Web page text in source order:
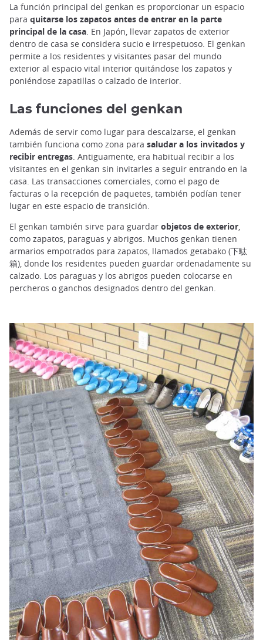
La función principal del genkan es proporcionar un espacio
para quitarse los zapatos antes de entrar en la parte
principal de la casa . En Japón, llevar zapatos de exterior
dentro de casa se considera sucio e irrespetuoso. El genkan
permite a los residentes y visitantes pasar del mundo
exterior al espacio vital interior quitándose los zapatos y
poniéndose zapatillas o calzado de interior.
Las funciones del genkan
Además de servir como lugar para descalzarse, el genkan
también funciona como zona para saludar a los invitados y
recibir entregas . Antiguamente, era habitual recibir a los
visitantes en el genkan sin invitarles a seguir entrando en la
casa. Las transacciones comerciales, como el pago de
facturas o la recepción de paquetes, también podían tener
lugar en este espacio de transición.
El genkan también sirve para guardar objetos de exterior
como zapatos, paraguas y abrigos. Muchos genkan tienen
armarios empotrados para zapatos, llamados getabako (下駄
箱), donde los residentes pueden guardar ordenadamente su
calzado. Los paraguas y los abrigos pueden colocarse en
percheros o ganchos designados dentro del genkan.